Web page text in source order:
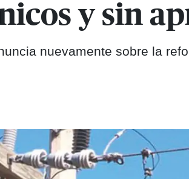
y sin
nuevamente sobre la